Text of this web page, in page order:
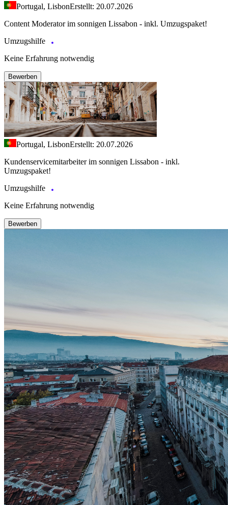
Portugal, LisbonErstellt: 20.07.2026
Content Moderator im sonnigen Lissabon - inkl. Umzugspaket!
Umzugshilfe
Keine Erfahrung notwendig
Bewerben
Portugal, LisbonErstellt: 20.07.2026
Kundenservicemitarbeiter im sonnigen Lissabon - inkl.
Umzugspaket!
Umzugshilfe
Keine Erfahrung notwendig
Bewerben